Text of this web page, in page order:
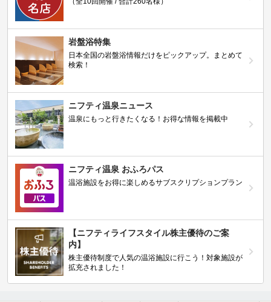
岩盤浴特集
日本全国の岩盤浴情報だけをピックアップ。まとめて
検索！
ニフティ温泉ニュース
温泉にもっと行きたくなる！お得な情報を掲載中
ニフティ温泉 おふろパス
温浴施設をお得に楽しめるサブスクリプションプラン
【ニフティライフスタイル株主優待のご案
内】
株主優待制度で人気の温浴施設に行こう！対象施設が
拡充されました！